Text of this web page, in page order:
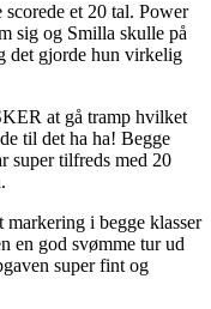
et 20 tal. Power
sig og Smilla skulle på
det gjorde hun virkelig
at gå tramp hvilket
til det ha ha! Begge
super tilfreds med 20
i begge klasser
en god svømme tur ud
super fint og